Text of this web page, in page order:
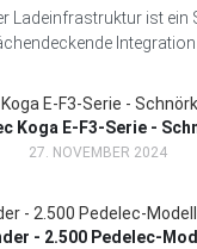
Ladeinfrastruktur ist
Integration
Koga E-F3-Serie -
27. NOVEMBER 2024
- 2.500 Pedelec-